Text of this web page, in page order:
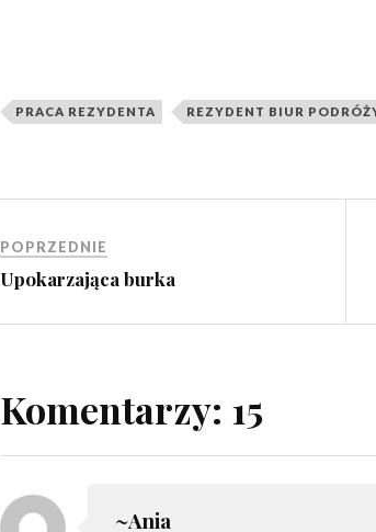
PRACA REZYDENTA REZYDENT BIUR
POPRZEDNIE
Upokarzająca burka
Komentarzy: 15
~Ania